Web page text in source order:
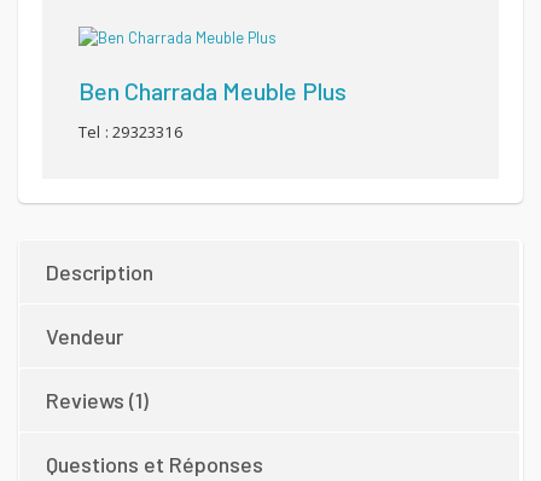
Ben Charrada Meuble Plus
Tel : 29323316
Description
Vendeur
Reviews (1)
Questions et Réponses